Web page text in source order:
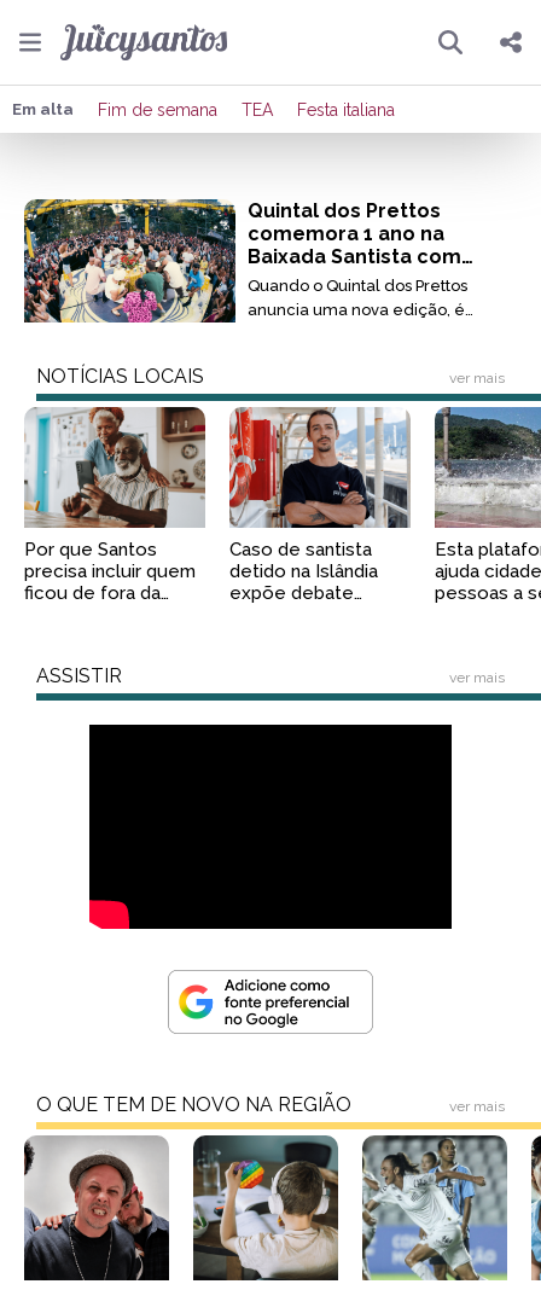
Pesquisar
Compartilhar
Enviar por Whatsapp
Publicar no Facebook
Em alta Fim de semana TEA Festa italiana
NOTÍCIAS LOCAIS ver mais
Por que Santos
precisa incluir quem
ficou de fora da
Caso de santista
detido na Islândia
expõe debate
Esta
ajuda
pessoas a
ASSISTIR ver mais
Quintal dos Prettos
comemora 1 ano na
Baixada Santista com
edição especial
Quando o Quintal dos Prettos
anuncia uma nova edição, é
O QUE TEM DE NOVO NA REGIÃO ver mais